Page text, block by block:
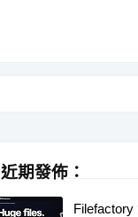
近期發佈：